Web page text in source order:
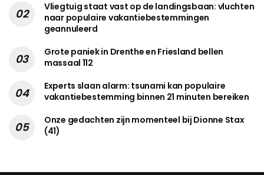
Vliegtuig staat vast op de landingsbaan: vluchten
naar populaire vakantiebestemmingen
geannuleerd
Grote paniek in Drenthe en Friesland bellen
massaal 112
Experts slaan alarm: tsunami kan populaire
vakantiebestemming binnen 21 minuten bereiken
Onze gedachten zijn momenteel bij Dionne Stax
(41)